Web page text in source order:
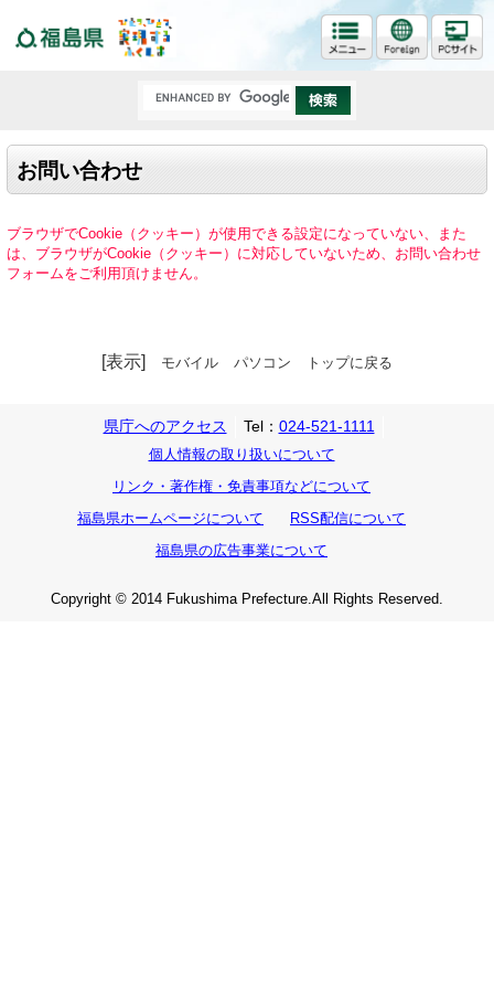
お問い合わせ
ブラウザでCookie（クッキー）が使用できる設定になっていない、また
は、ブラウザがCookie（クッキー）に対応していないため、お問い合わせ
フォームをご利用頂けません。
[表示] モバイル パソコン トップに戻る
県庁へのアクセス Tel： 024-521-1111
個人情報の取り扱いについて
リンク・著作権・免責事項などについて
福島県ホームページについて
RSS配信について
福島県の広告事業について
Copyright © 2014 Fukushima Prefecture.All Rights Reserved.